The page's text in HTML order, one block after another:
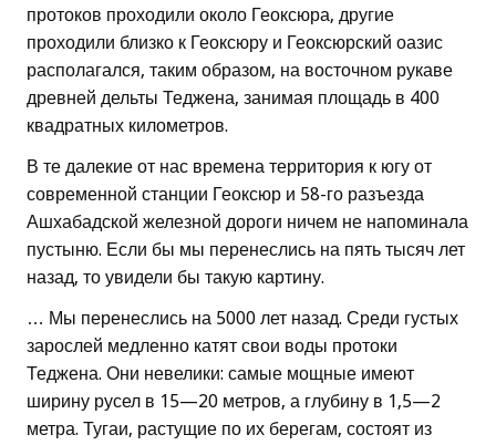
протоков проходили около Геоксюра, другие
проходили близко к Геоксюру и Геоксюрский оазис
располагался, таким образом, на восточном рукаве
древней дельты Теджена, занимая площадь в 400
квадратных километров.
В те далекие от нас времена территория к югу от
современной станции Геоксюр и 58-го разъезда
Ашхабадской железной дороги ничем не напоминала
пустыню. Если бы мы перенеслись на пять тысяч лет
назад, то увидели бы такую картину.
… Мы перенеслись на 5000 лет назад. Среди густых
зарослей медленно катят свои воды протоки
Теджена. Они невелики: самые мощные имеют
ширину русел в 15—20 метров, а глубину в 1,5—2
метра. Тугаи, растущие по их берегам, состоят из